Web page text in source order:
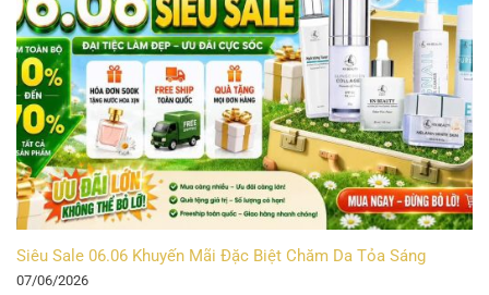
Siêu Sale 06.06 Khuyến Mãi Đặc Biệt Chăm Da Tỏa Sáng
07/06/2026